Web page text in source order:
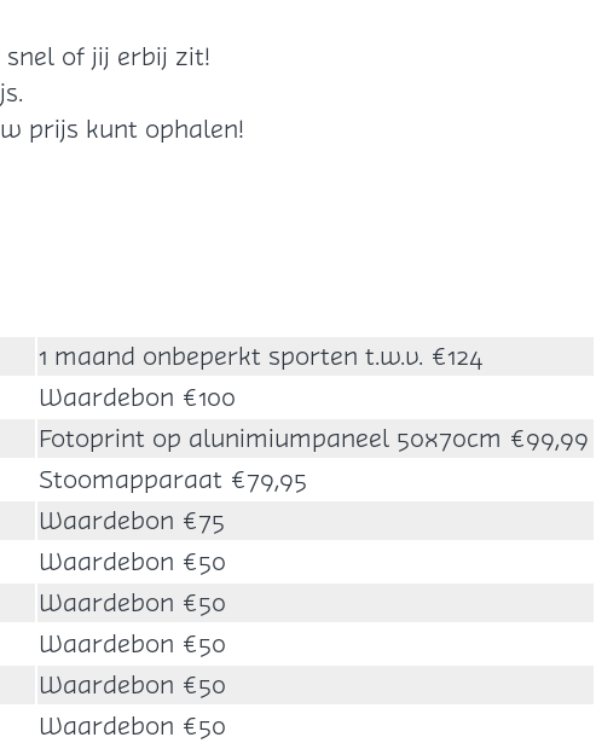
snel of jij erbij zit!
prijs kunt ophalen!
1 maand onbeperkt sporten t.w.v. €124
Waardebon €100
Fotoprint op alunimiumpaneel 50x70cm €99,99
Stoomapparaat €79,95
Waardebon €75
Waardebon €50
Waardebon €50
Waardebon €50
Waardebon €50
Waardebon €50